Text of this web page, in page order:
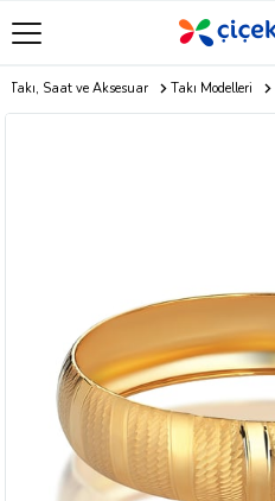
Takı, Saat ve Aksesuar Takı Modelleri